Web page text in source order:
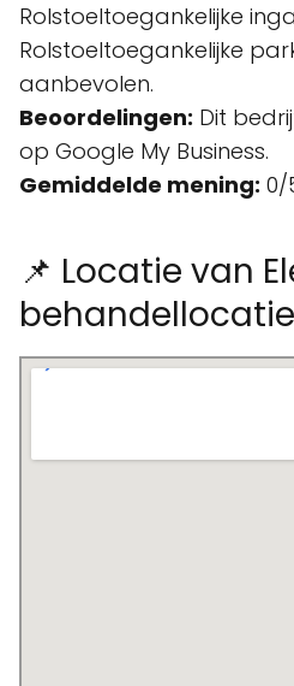
Rolstoeltoegankelijke
Rolstoeltoegankelijke
aanbevolen.
Beoordelingen: Dit
op Google My Business.
Gemiddelde mening: 0/
📌 Locatie van